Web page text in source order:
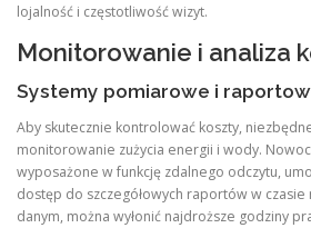
lojalność i częstotliwość wizyt.
Monitorowanie i analiza
Systemy pomiarowe i
Aby skutecznie kontrolować koszty,
monitorowanie zużycia energii i wody.
wyposażone w funkcję zdalnego odczytu,
dostęp do szczegółowych raportów w czasie
danym, można wyłonić najdroższe godziny